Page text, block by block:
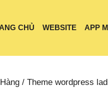
CHỦ WEBSITE APP
/ Theme wordpress